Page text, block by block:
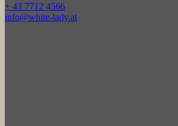
+ 43 7712 4566
info@white-lady.at